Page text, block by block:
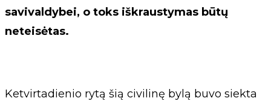
savivaldybei, o toks iškraustymas būtų
neteisėtas.
Ketvirtadienio rytą šią civilinę bylą buvo siekta